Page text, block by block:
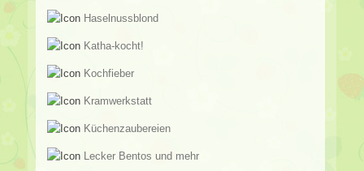
Haselnussblond
Katha-kocht!
Kochfieber
Kramwerkstatt
Küchenzaubereien
Lecker Bentos und mehr